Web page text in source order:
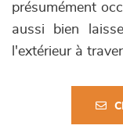
présumément
aussi bien
l'extérieur à